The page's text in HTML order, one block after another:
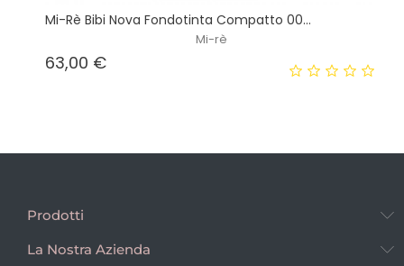
Mi-Rè Bibi Nova Fondotinta Compatto 00...
Mi-rè
63,00 €Prezzo
Prodotti
La Nostra Azienda